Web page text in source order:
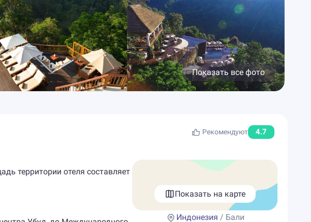
Показать все фото
Рекомендуют 4.7
территории отеля составляет
Показать на карте
Индонезия / Бали